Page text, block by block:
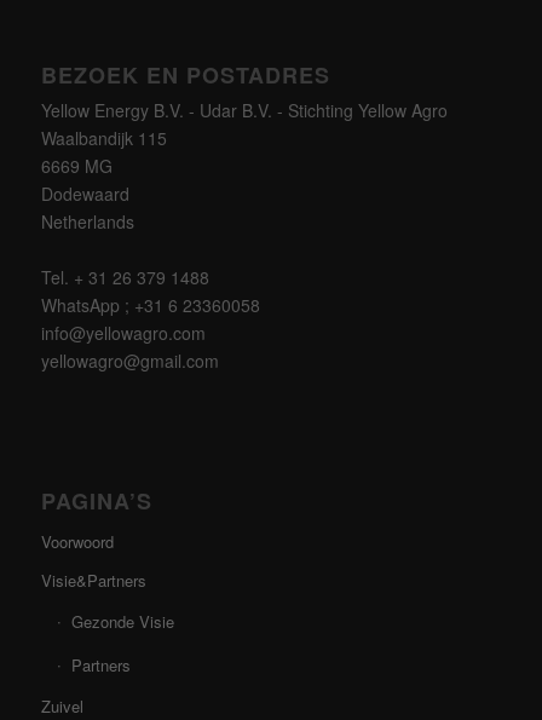
BEZOEK EN POSTADRES
Yellow Energy B.V. - Udar B.V. - Stichting Yellow Agro
Waalbandijk 115
6669 MG
Dodewaard
Netherlands
Tel. + 31 26 379 1488
WhatsApp ; +31 6 23360058
info@yellowagro.com
yellowagro@gmail.com
PAGINA’S
Voorwoord
Visie&Partners
Gezonde Visie
Partners
Zuivel